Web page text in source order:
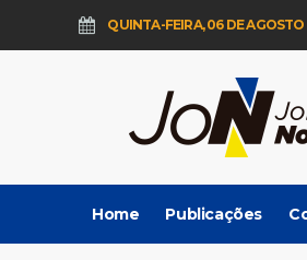
QUINTA-FEIRA, 06 DE
Home Publicações